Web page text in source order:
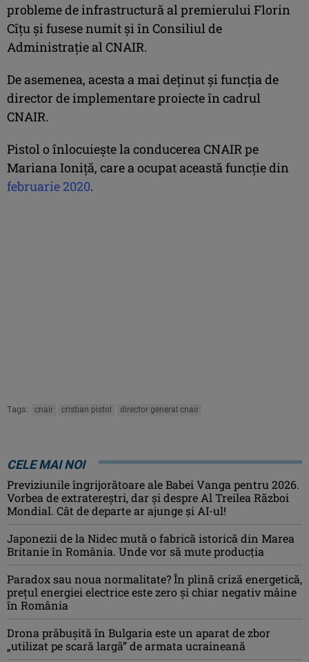
probleme de infrastructură al premierului Florin
Cîțu și fusese numit și în Consiliul de
Administrație al CNAIR.
De asemenea, acesta a mai deținut și funcția de
director de implementare proiecte în cadrul
CNAIR.
Pistol o înlocuiește la conducerea CNAIR pe
Mariana Ioniță, care a ocupat această funcție din
februarie 2020.
Tags: cnair cristian pistol director general cnair
CELE MAI NOI
Previziunile îngrijorătoare ale Babei Vanga pentru 2026.
Vorbea de extratereștri, dar și despre Al Treilea Război
Mondial. Cât de departe ar ajunge și AI-ul!
Japonezii de la Nidec mută o fabrică istorică din Marea
Britanie în România. Unde vor să mute producția
Paradox sau noua normalitate? În plină criză energetică,
prețul energiei electrice este zero și chiar negativ mâine
în România
Drona prăbuşită în Bulgaria este un aparat de zbor
„utilizat pe scară largă” de armata ucraineană